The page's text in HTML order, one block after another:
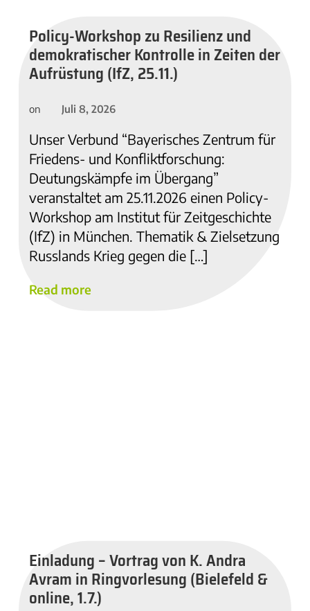
Policy-Workshop zu Resilienz und
demokratischer Kontrolle in Zeiten der
Aufrüstung (IfZ, 25.11.)
on Juli 8, 2026
Unser Verbund “Bayerisches Zentrum für
Friedens- und Konfliktforschung:
Deutungskämpfe im Übergang”
veranstaltet am 25.11.2026 einen Policy-
Workshop am Institut für Zeitgeschichte
(IfZ) in München. Thematik & Zielsetzung
Russlands Krieg gegen die […]
Read more
Einladung – Vortrag von K. Andra
Avram in Ringvorlesung (Bielefeld &
online, 1.7.)